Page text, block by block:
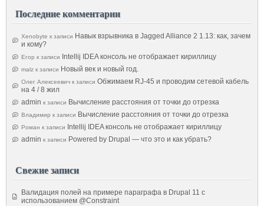
Последние комментарии
Xenobyte к записи Навык взрывника в Jagged Alliance 2 1.13: как, зачем
и кому?
Егор к записи Intellij IDEA консоль не отображает кириллицу
malz к записи Новый век и новый год.
Олег Алексеевич к записи Обжимаем RJ-45 и проводим сетевой кабель
на 4 / 8 жил
admin к записи Вычисление расстояния от точки до отрезка
Владимир к записи Вычисление расстояния от точки до отрезка
Роман к записи
Intellij IDEA консоль не отображает кириллицу
admin к записи Powered by Drupal — что это и как убрать?
Свежие записи
Валидация полей на примере параграфа в Drupal 11 с
использованием @Constraint